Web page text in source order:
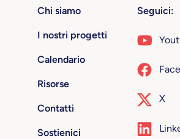
Chi siamo
I nostri progetti
Calendario
Risorse
Contatti
Sostienici
Seguici:
X